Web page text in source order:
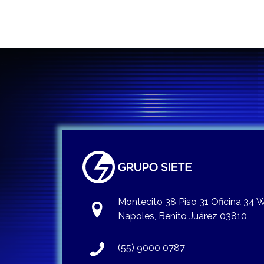
Montecito 38 Piso 31 Oficina 34
Napoles, Benito Juárez 03810
(55) 9000 0787